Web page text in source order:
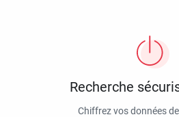
Recherche
Chiffrez vos données